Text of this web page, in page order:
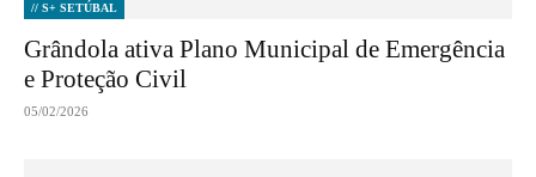
// S+ SETÚBAL
Grândola ativa Plano Municipal de Emergência
e Proteção Civil
05/02/2026